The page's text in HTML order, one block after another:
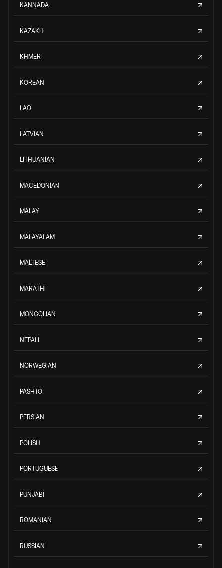
KANNADA
KAZAKH
KHMER
KOREAN
LAO
LATVIAN
LITHUANIAN
MACEDONIAN
MALAY
MALAYALAM
MALTESE
MARATHI
MONGOLIAN
NEPALI
NORWEGIAN
PASHTO
PERSIAN
POLISH
PORTUGUESE
PUNJABI
ROMANIAN
RUSSIAN